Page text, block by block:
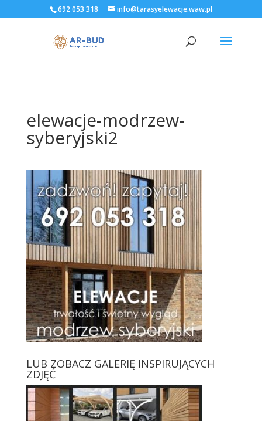
692 053 318 info@tarasyelewacje.waw.pl
elewacje-modrzew-
syberyjski2
LUB ZOBACZ GALERIĘ INSPIRUJĄCYCH
ZDJĘĆ